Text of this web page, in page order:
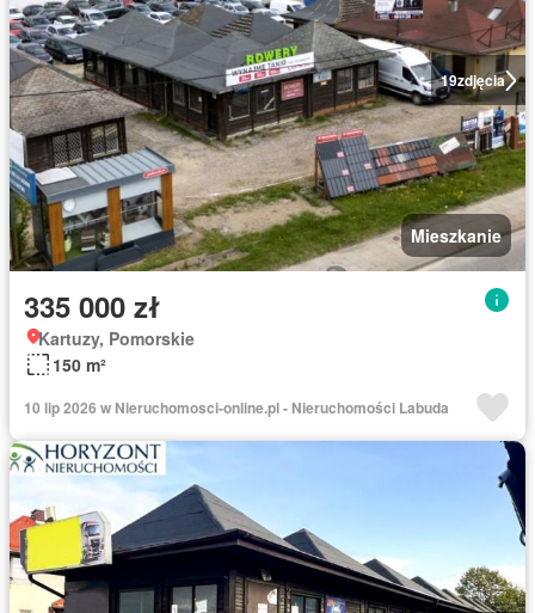
19zdjęcia
Mieszkanie
335 000 zł
Kartuzy, Pomorskie
150 m²
10 lip 2026 w Nieruchomosci-online.pl - Nieruchomości Labuda